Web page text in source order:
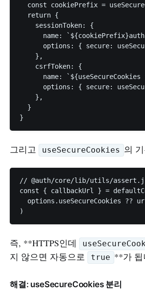
const cookiePrefix =
  return {
    sessionToken: {
name:
options: { secure:
    },
    csrfToken: {
name: `${useSecureCookies
options: { secure:
    },
  }
그리고 useSecureCookies 의
// @auth/core/lib/utils/
const { callbackUrl } =
options.useSecureCookies ??
즉, **HTTPS인데
지 않으면 자동으로
true **가 됩
해결: useSecureCookies 분리